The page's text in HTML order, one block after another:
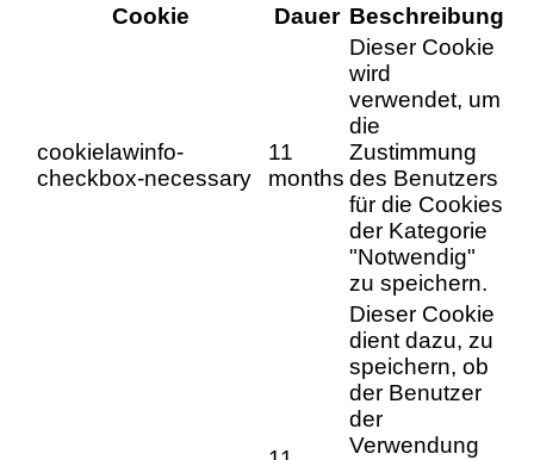
Cookie
Dauer Beschreibung
cookielawinfo-
checkbox-necessary
11
months
Dieser Cookie
wird
verwendet, um
die
Zustimmung
des Benutzers
für die Cookies
der Kategorie
"Notwendig"
zu speichern.
Dieser Cookie
dient dazu, zu
speichern, ob
der Benutzer
der
Verwendung